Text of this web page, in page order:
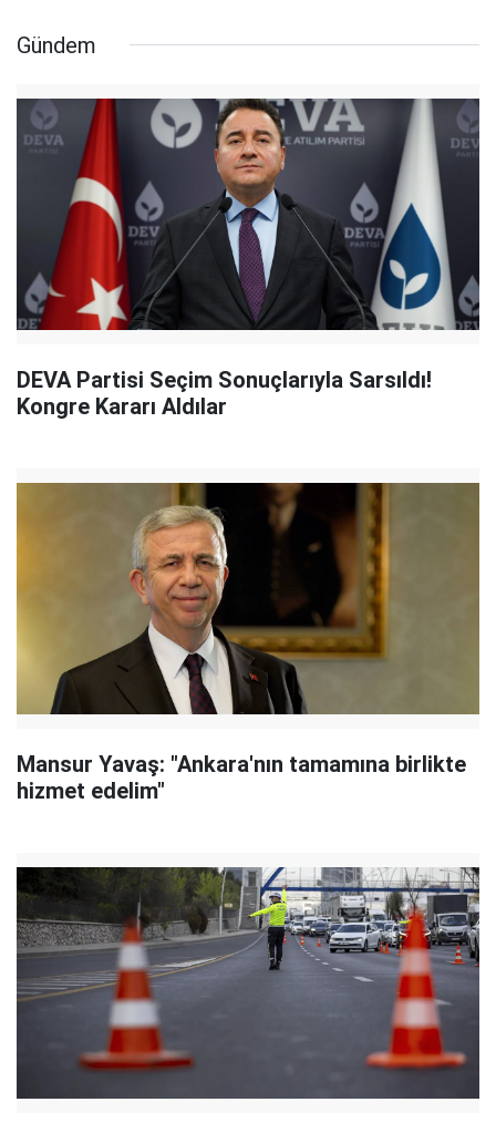
Gündem
DEVA Partisi Seçim Sonuçlarıyla Sarsıldı!
Kongre Kararı Aldılar
Mansur Yavaş: "Ankara'nın tamamına birlikte
hizmet edelim"